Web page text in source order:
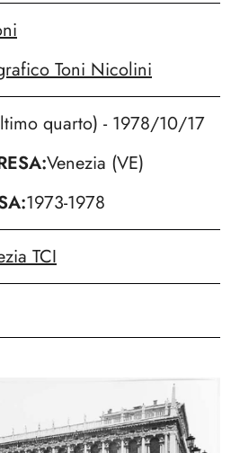
Toni Nicolini
quarto) - 1978/10/17
Venezia (VE)
1973-1978
TCI